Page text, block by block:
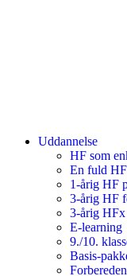
Uddannelse
HF som
En fuld
1-årig HF
3-årig HF
3-årig HFx
E-learning
9./10.
Basis-